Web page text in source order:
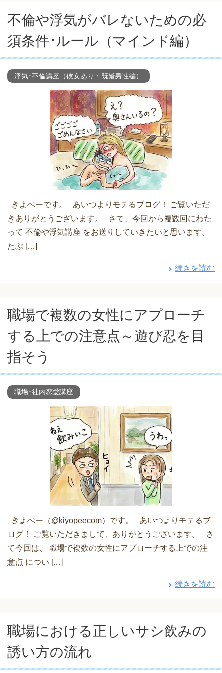
不倫や浮気がバレないための必
須条件･ルール（マインド編）
浮気･不倫講座（彼女あり・既婚男性編）
きよぺーです。 あいつよりモテるブログ！ ご覧いただ
きありがとうございます。 さて、今回から複数回にわた
って 不倫や浮気講座 をお送りしていきたいと思います。
たぶ […]
続きを読む
職場で複数の女性にアプローチ
する上での注意点～遊び忍を目
指そう
職場･社内恋愛講座
きよぺー（@kiyopeecom）です。 あいつよりモテるブ
ログ！ ご覧いただきまして、ありがとうございます。 さ
て今回は、 職場で複数の女性にアプローチする上での注
意点 につい […]
続きを読む
職場における正しいサシ飲みの
誘い方の流れ